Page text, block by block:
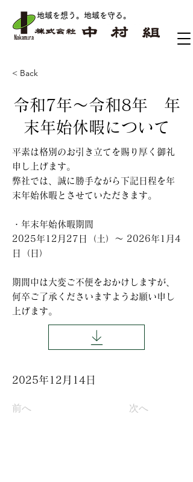
地域を想う。地域を守る 。
< Back
令和7年～令和8年 年
末年始休暇について
平素は格別のお引き立てを賜り厚く御礼
申し上げます。
弊社では、誠に勝手ながら下記日程を年
末年始休暇とさせていただきます。
・年末年始休暇期間
2025年12月27日（土）～ 2026年1月4
日（日）
期間中は大変ご不便をおかけしますが、
何卒ご了承くださいますようお願い申し
上げます。
2025年12月14日
前へ 次へ